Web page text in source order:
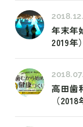
年末年
2019年）
高田歯
（